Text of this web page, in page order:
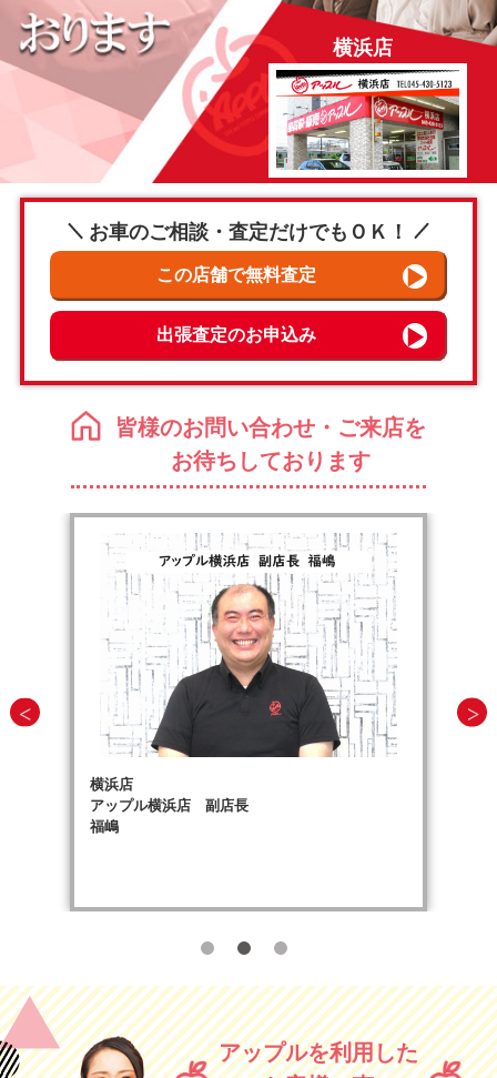
お車のご相談・査定だけでもＯＫ！
横浜店
皆様のお問い合わせ・ご来店を
お待ちしております
横浜店
アップル横浜店 副店長
福嶋
アップルを利用した